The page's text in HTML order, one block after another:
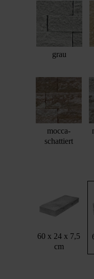
grau
mocca-
schattiert
60 x 24 x 7,5
cm